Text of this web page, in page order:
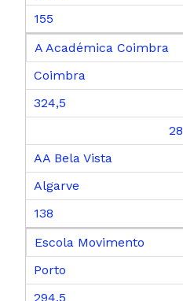
155
A Académica Coimbra
Coimbra
324,5
28
AA Bela Vista
Algarve
138
Escola Movimento
Porto
294,5